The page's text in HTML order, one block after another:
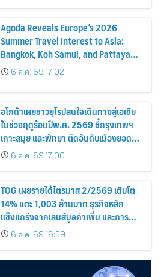
Agoda Reveals Europe’s 2026
Summer Travel Interest to Asia:
Bangkok, Koh Samui, and Pattaya
Among the Top Cities
6 ส.ค. 69 17:02
อโกด้าเผยชาวยุโรปสนใจเดินทางสู่เอเชีย
ในช่วงฤดูร้อนปีพ.ศ. 2569 ชี้กรุงเทพฯ
เกาะสมุย และพัทยา ติดอันดับเมืองยอด
นิยม6 ส.ค. 69 17:00
TOG เผยรายได้ไตรมาส 2/2569 เติบโต
14% แตะ 1,003 ล้านบาท ธุรกิจหลัก
แข็งแกร่งจากเลนส์มูลค่าเพิ่ม และการ
ขยายตลาดต่างประเทศ พร้อมเดินหน้า
ลงทุนเพื่อการเติบโตระยะยาว
6 ส.ค. 69 16:59